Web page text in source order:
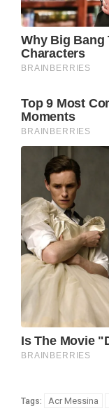
Tags: Acr Messina